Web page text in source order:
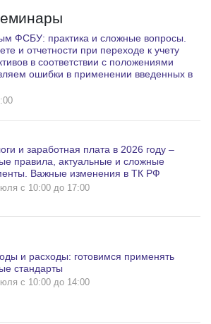
ФСБУ: практика и сложные вопросы.
и отчетности при переходе к учету
в соответствии с положениями
ошибки в применении введенных в
и заработная плата в 2026 году –
правила, актуальные и сложные
Важные изменения в ТК РФ
c 10:00 до 17:00
и расходы: готовимся применять
стандарты
c 10:00 до 14:00